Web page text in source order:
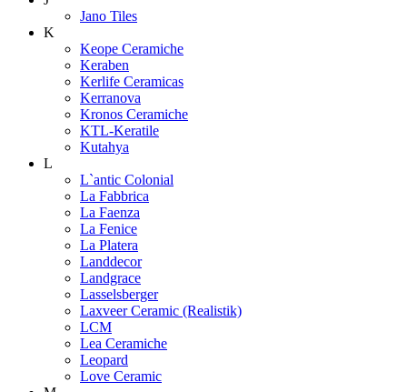
Jano Tiles
K
Keope Ceramiche
Keraben
Kerlife Ceramicas
Kerranova
Kronos Ceramiche
KTL-Keratile
Kutahya
L
L`antic Colonial
La Fabbrica
La Faenza
La Fenice
La Platera
Landdecor
Landgrace
Lasselsberger
Laxveer Ceramic (Realistik)
LCM
Lea Ceramiche
Leopard
Love Ceramic